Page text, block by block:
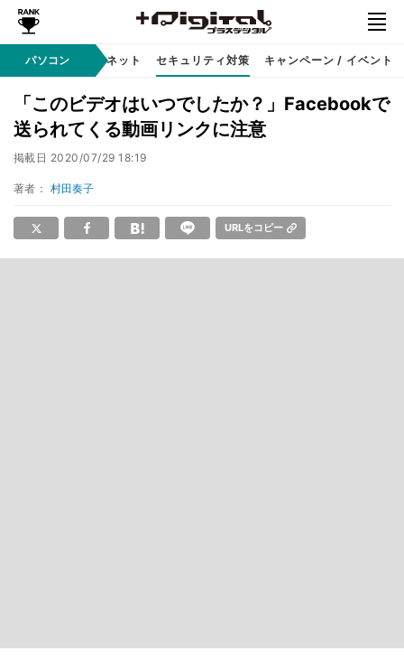
パソコン
ソフト インターネット セキュリティ対策 キャンペーン / イベント
「このビデオはいつでしたか？」Facebookで
送られてくる動画リンクに注意
掲載日 2020/07/29 18:19
著者： 村田奏子
URLをコピー